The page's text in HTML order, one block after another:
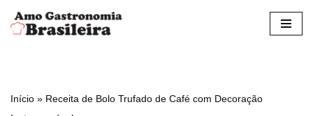
Pular
conteúdo
Início » Receita de Bolo Trufado de Café com Decoração